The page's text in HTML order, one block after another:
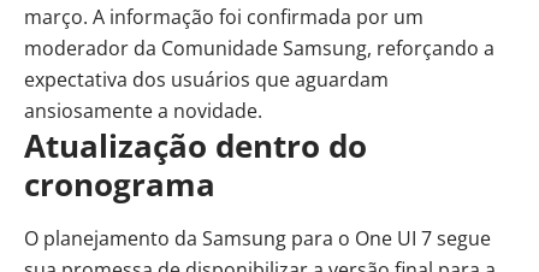
março. A informação foi confirmada por um
moderador da Comunidade Samsung, reforçando a
expectativa dos usuários que aguardam
ansiosamente a novidade.
Atualização dentro do
cronograma
O planejamento da Samsung para o One UI 7 segue